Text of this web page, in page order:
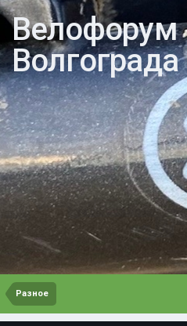
Велофорум
Волгограда
Разное